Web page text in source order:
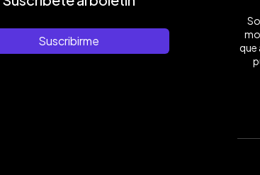
Suscribirme
que